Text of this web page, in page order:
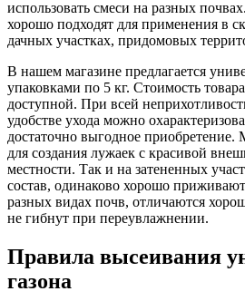
использовать смеси на разных
хорошо подходят для применения в
дачных участках, придомовых
В нашем магазине предлагается
упаковками по 5 кг. Стоимость
доступной. При всей
удобстве ухода можно
достаточно выгодное приобретение.
для создания лужаек с красивой
местности. Так и на затененных
состав, одинаково хорошо
разных видах почв, отличаются
не гибнут при переувлажнении.
Правила высеивания
газона